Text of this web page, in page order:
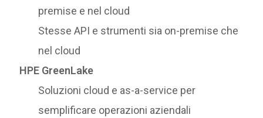
premise e nel cloud
Stesse API e strumenti sia on-premise che
nel cloud
HPE GreenLake
Soluzioni cloud e as-a-service per
semplificare operazioni aziendali